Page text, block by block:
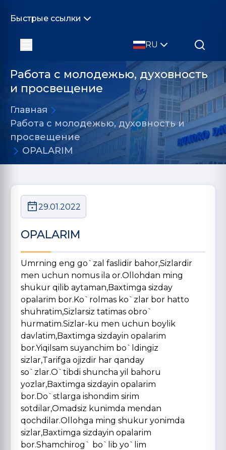
Быстрые ссылки
RU
Работа с молодежью, духовность
и просвещение
Главная
Работа с молодежью, духовность и
просвещение
OPALARIM
29.01.2022
OPALARIM
Umrning eng go`zal faslidir bahor,Sizlardir
men uchun nomus ila or.Ollohdan ming
shukur qilib aytaman,Baxtimga sizday
opalarim bor.Ko`rolmas ko`zlar bor hatto
shuhratim,Sizlarsiz tatimas obro`
hurmatim.Sizlar-ku men uchun boylik
davlatim,Baxtimga sizdayin opalarim
bor.Yiqilsam suyanchim bo`ldingiz
sizlar,Tarifga ojizdir har qanday
so`zlar.O`tibdi shuncha yil bahoru
yozlar,Baxtimga sizdayin opalarim
bor.Do`stlarga ishondim sirim
sotdilar,Omadsiz kunimda mendan
qochdilar.Ollohga ming shukur yonimda
sizlar,Baxtimga sizdayin opalarim
bor.Shamchirog` bo`lib yo`lim